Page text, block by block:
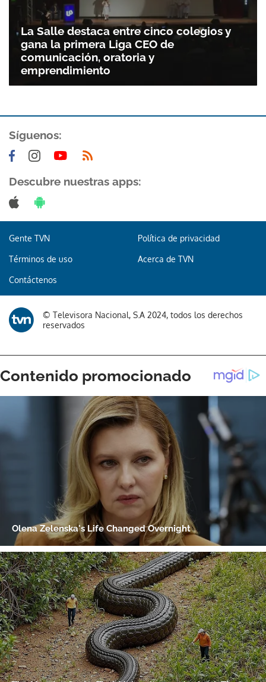
Gracias por suscribirte a nuestro boletín.
La Salle destaca entre cinco colegios y
gana la primera Liga CEO de
comunicación, oratoria y
emprendimiento
Síguenos:
Descubre nuestras apps:
Gente TVN Política de privacidad
Términos de uso Acerca de TVN
Contáctenos
© Televisora Nacional, S.A 2024, todos los derechos
reservados